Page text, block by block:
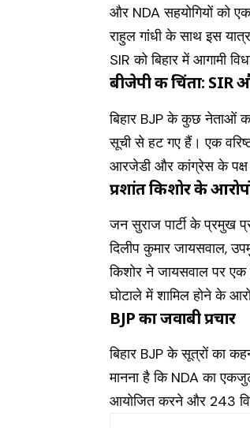
और NDA सहयोगियों को
राहुल गांधी के साथ इस
SIR को बिहार में आगामी
बीजेपी की चिंता: SIR
बिहार BJP के कुछ नेताओं
सूची से हट गए हैं। एक
आरजेडी और कांग्रेस के पक्ष
प्रशांत किशोर के
जन सुराज पार्टी के प्रमुख
दिलीप कुमार जायसवाल,
किशोर ने जायसवाल पर एक
घोटाले में शामिल होने के
BJP का जवाबी प्रचार
बिहार BJP के सूत्रों का
मानना है कि NDA का
आयोजित करने और 243